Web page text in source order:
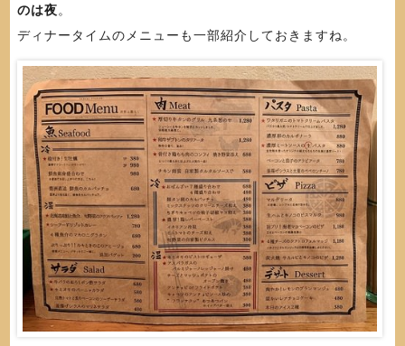
のは夜。
ディナータイムのメニューも一部紹介しておきますね。